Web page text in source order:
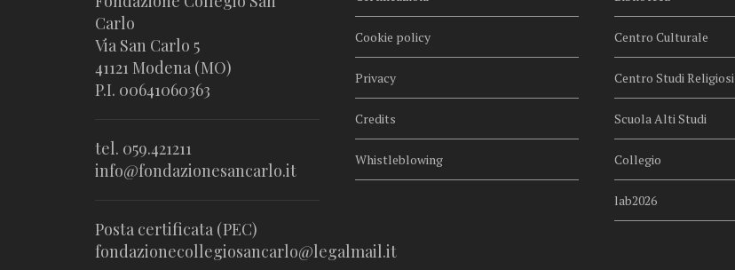
Carlo
Via San Carlo 5
41121 Modena (MO)
P.I. 00641060363
tel. 059.421211
info@fondazionesancarlo.it
Posta certificata (PEC)
fondazionecollegiosancarlo@legalmail.it
Cookie policy
Privacy
Credits
Whistleblowing
Centro Culturale
Centro Studi Religiosi
Scuola Alti Studi
Collegio
lab2026